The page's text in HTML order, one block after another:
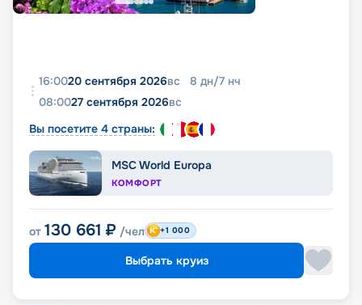
16:0020 сентября 2026вс 8 дн/7 нч
08:0027 сентября 2026вс
Вы посетите 4 страны:
MSC World Europa
КОМФОРТ
от 130 661 ₽ /чел +1 000
Выбрать круиз